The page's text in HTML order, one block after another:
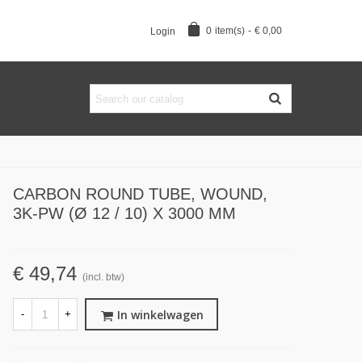
Login 0 item(s) - € 0,00
CARBON ROUND TUBE, WOUND,
3K-PW (Ø 12 / 10) X 3000 MM
€ 49,74 (incl. btw)
- + In winkelwagen